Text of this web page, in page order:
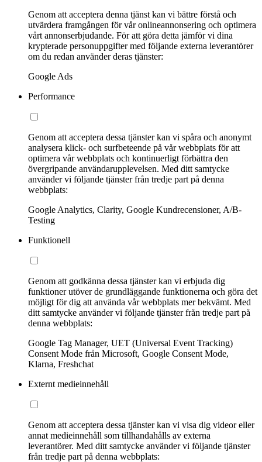
Genom att acceptera denna tjänst kan vi bättre förstå och
utvärdera framgången för vår onlineannonsering och optimera
vårt annonserbjudande. För att göra detta jämför vi dina
krypterade personuppgifter med följande externa leverantörer
om du redan använder deras tjänster:
Google Ads
Performance
Genom att acceptera dessa tjänster kan vi spåra och anonymt
analysera klick- och surfbeteende på vår webbplats för att
optimera vår webbplats och kontinuerligt förbättra den
övergripande användarupplevelsen. Med ditt samtycke
använder vi följande tjänster från tredje part på denna
webbplats:
Google Analytics, Clarity, Google Kundrecensioner, A/B-
Testing
Funktionell
Genom att godkänna dessa tjänster kan vi erbjuda dig
funktioner utöver de grundläggande funktionerna och göra det
möjligt för dig att använda vår webbplats mer bekvämt. Med
ditt samtycke använder vi följande tjänster från tredje part på
denna webbplats:
Google Tag Manager, UET (Universal Event Tracking)
Consent Mode från Microsoft, Google Consent Mode,
Klarna, Freshchat
Externt medieinnehåll
Genom att acceptera dessa tjänster kan vi visa dig videor eller
annat medieinnehåll som tillhandahålls av externa
leverantörer. Med ditt samtycke använder vi följande tjänster
från tredje part på denna webbplats: